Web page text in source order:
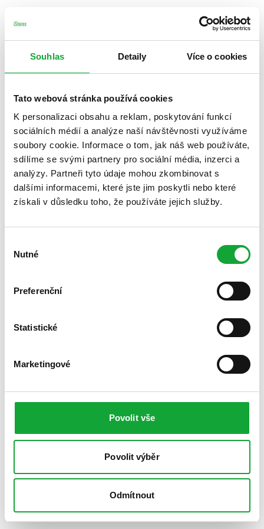
Souhlas Detaily Více o cookies
Tato webová stránka používá cookies
K personalizaci obsahu a reklam, poskytování funkcí
sociálních médií a analýze naší návštěvnosti využíváme
soubory cookie. Informace o tom, jak náš web používáte,
sdílíme se svými partnery pro sociální média, inzerci a
analýzy. Partneři tyto údaje mohou zkombinovat s
dalšími informacemi, které jste jim poskytli nebo které
získali v důsledku toho, že používáte jejich služby.
souhlasu
Nutné
Preferenční
Statistické
Marketingové
Povolit vše
Povolit výběr
Odmítnout